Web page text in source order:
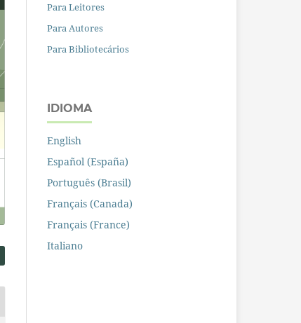
Para Leitores
Para Autores
Para Bibliotecários
IDIOMA
English
Español (España)
Português (Brasil)
Français (Canada)
Français (France)
Italiano